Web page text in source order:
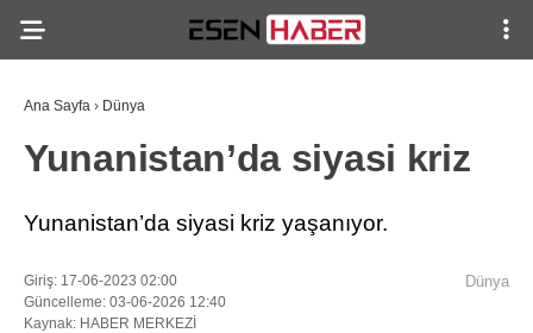
Ana Sayfa › Dünya
Yunanistan’da siyasi kriz
Yunanistan’da siyasi kriz yaşanıyor.
Giriş: 17-06-2023 02:00
Güncelleme: 03-06-2026 12:40
Kaynak: HABER MERKEZİ
Dünya